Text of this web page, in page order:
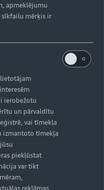
būtiski uzlabo
sistēma Audi
palielināt plānoto
Rekuperācijas
un
vadības
iespējams uzlādēt
vai Audi
sistēmu.
apmeklējumu
mērķis ir
ierobežotu
un pārvaldītu
vai tīmekļa
izmantoto tīmekļa
piekļūstat
var tikt
reklāmas